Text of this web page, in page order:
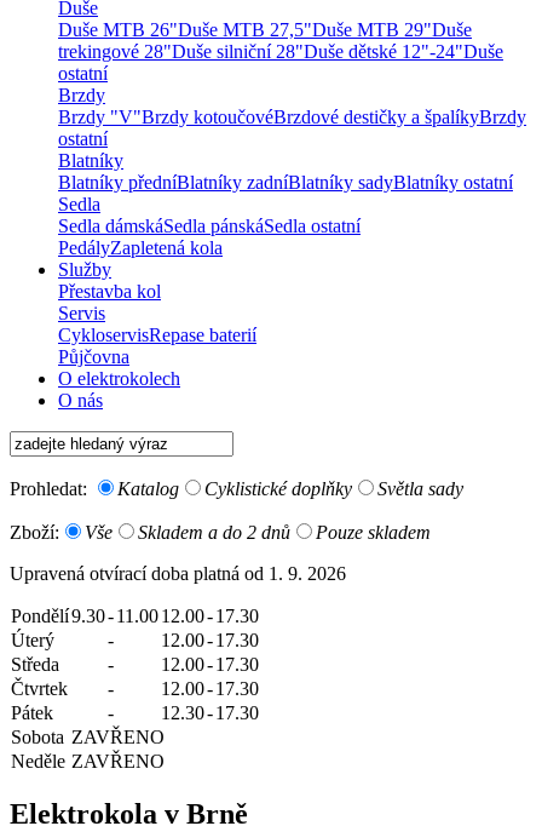
Duše
Duše MTB 26"Duše MTB 27,5"Duše MTB 29"Duše
trekingové 28"Duše silniční 28"Duše dětské 12"-24"Duše
ostatní
Brzdy
Brzdy "V"Brzdy kotoučovéBrzdové destičky a špalíkyBrzdy
ostatní
Blatníky
Blatníky předníBlatníky zadníBlatníky sadyBlatníky ostatní
Sedla
Sedla dámskáSedla pánskáSedla ostatní
PedályZapletená kola
Služby
Přestavba kol
Servis
CykloservisRepase baterií
Půjčovna
O elektrokolech
O nás
Prohledat: Katalog Cyklistické doplňky Světla sady
Zboží: Vše Skladem a do 2 dnů
Pouze skladem
Upravená otvírací doba platná od 1. 9. 2026
Pondělí9.30-11.0012.00-17.30
Úterý
- 12.00-17.30
Středa
- 12.00-17.30
Čtvrtek
- 12.00-17.30
Pátek
- 12.30-17.30
Sobota ZAVŘENO
Neděle ZAVŘENO
Elektrokola v Brně